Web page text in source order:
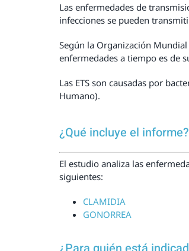
Las enfermedades de
infecciones se pueden
Según la Organización Mundial
enfermedades a tiempo es de
Las ETS son causadas por
Humano).
¿Qué incluye el
El estudio analiza las
siguientes:
CLAMIDIA
GONORREA